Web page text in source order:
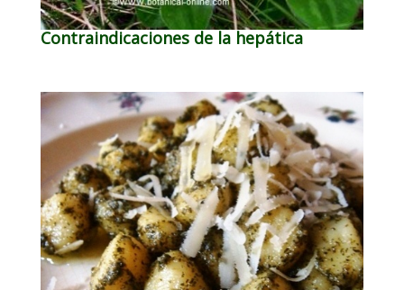
Contraindicaciones de la hepática